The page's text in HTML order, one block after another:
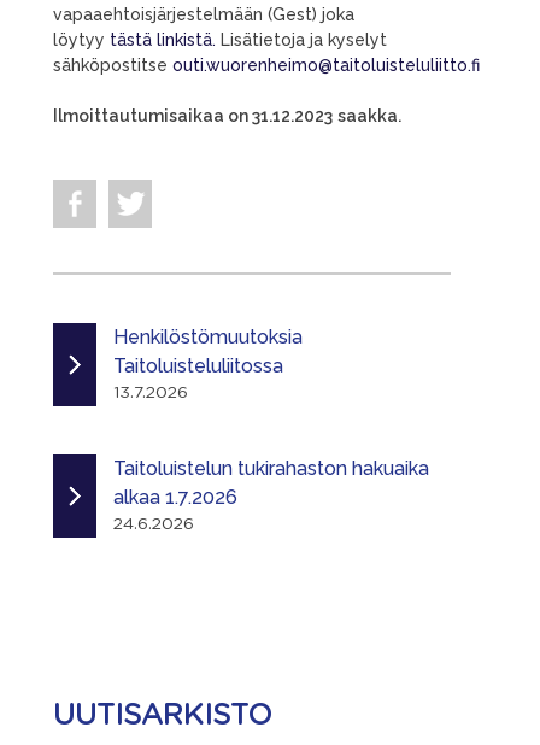
vapaaehtoisjärjestelmään (Gest) joka
löytyy tästä linkistä. Lisätietoja ja kyselyt
sähköpostitse outi.wuorenheimo@taitoluisteluliitto.fi
Ilmoittautumisaikaa on 31.12.2023 saakka.
Henkilöstömuutoksia
Taitoluisteluliitossa
13.7.2026
Taitoluistelun tukirahaston hakuaika
alkaa 1.7.2026
24.6.2026
UUTISARKISTO